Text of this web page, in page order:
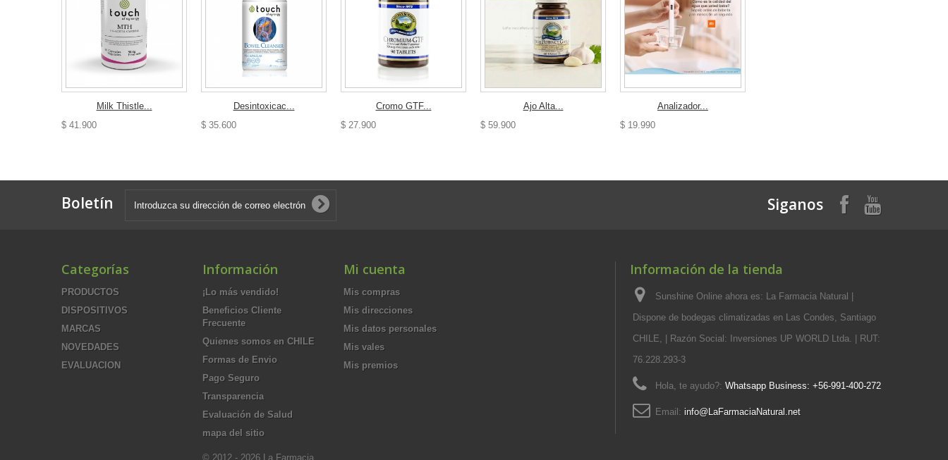
Milk Thistle...
$ 41.900
Desintoxicac...
$ 35.600
Cromo GTF...
$ 27.900
Ajo Alta...
$ 59.900
Analizador...
$ 19.990
Boletín Siganos
Categorías
PRODUCTOS
DISPOSITIVOS
MARCAS
NOVEDADES
EVALUACION
Información
¡Lo más vendido!
Beneficios Cliente
Frecuente
Quienes somos en CHILE
Formas de Envio
Pago Seguro
Transparencia
Evaluación de Salud
mapa del sitio
© 2012 - 2026 La Farmacia
Mi cuenta
Mis compras
Mis direcciones
Mis datos personales
Mis vales
Mis premios
Información de la tienda
Sunshine Online ahora es: La Farmacia Natural |
Dispone de bodegas climatizadas en Las Condes, Santiago
CHILE, | Razón Social: Inversiones UP WORLD Ltda. | RUT:
76.228.293-3
Hola, te ayudo?: Whatsapp Business: +56-991-400-272
Email: info@LaFarmaciaNatural.net